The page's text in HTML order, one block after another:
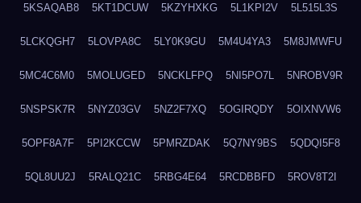
5KSAQAB8 5KT1DCUW 5KZYHXKG 5L1KPI2V 5L515L3S
5LCKQGH7 5LOVPA8C 5LY0K9GU 5M4U4YA3 5M8JMWFU
5MC4C6M0 5MOLUGED 5NCKLFPQ 5NI5PO7L 5NROBV9R
5NSPSK7R 5NYZ03GV 5NZ2F7XQ 5OGIRQDY 5OIXNVW6
5OPF8A7F 5PI2KCCW 5PMRZDAK 5Q7NY9BS 5QDQI5F8
5QL8UU2J 5RALQ21C 5RBG4E64 5RCDBBFD 5ROV8T2I